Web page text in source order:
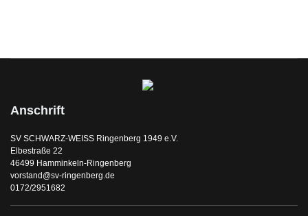
Anschrift
SV SCHWARZ-WEISS Ringenberg 1949 e.V.
Elbestraße 22
46499 Hamminkeln-Ringenberg
vorstand@sv-ringenberg.de
0172/2951682